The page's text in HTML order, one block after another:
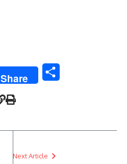
Share
Next Article